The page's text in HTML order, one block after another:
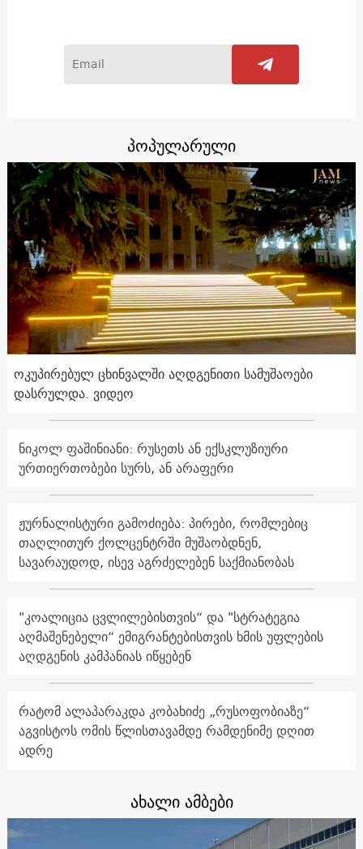
პოპულარული
ოკუპირებულ ცხინვალში აღდგენითი სამუშაოები
დასრულდა. ვიდეო
ნიკოლ ფაშინიანი: რუსეთს ან ექსკლუზიური
ურთიერთობები სურს, ან არაფერი
ჟურნალისტური გამოძიება: პირები, რომლებიც
თაღლითურ ქოლცენტრში მუშაობდნენ,
სავარაუდოდ, ისევ აგრძელებენ საქმიანობას
"კოალიცია ცვლილებისთვის“ და "სტრატეგია
აღმაშენებელი“ ემიგრანტებისთვის ხმის უფლების
აღდგენის კამპანიას იწყებენ
რატომ ალაპარაკდა კობახიძე „რუსოფობიაზე“
აგვისტოს ომის წლისთავამდე რამდენიმე დღით
ადრე
ახალი ამბები